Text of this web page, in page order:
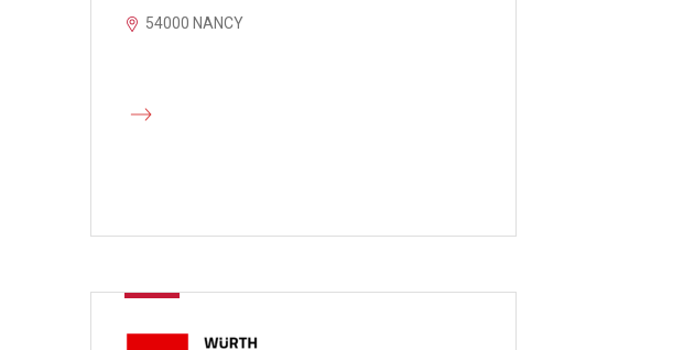
54000 NANCY